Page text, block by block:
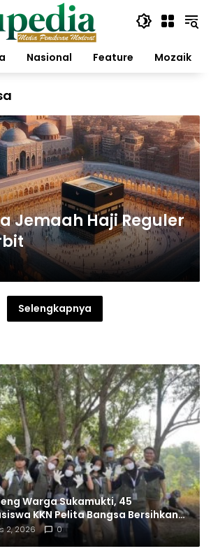
Nasional Feature Mozaik
Jemaah Haji Reguler
Selengkapnya
Warga Sukamukti, 45
KKN Pelita Bangsa Bersihkan
Desa
2, 2026 0